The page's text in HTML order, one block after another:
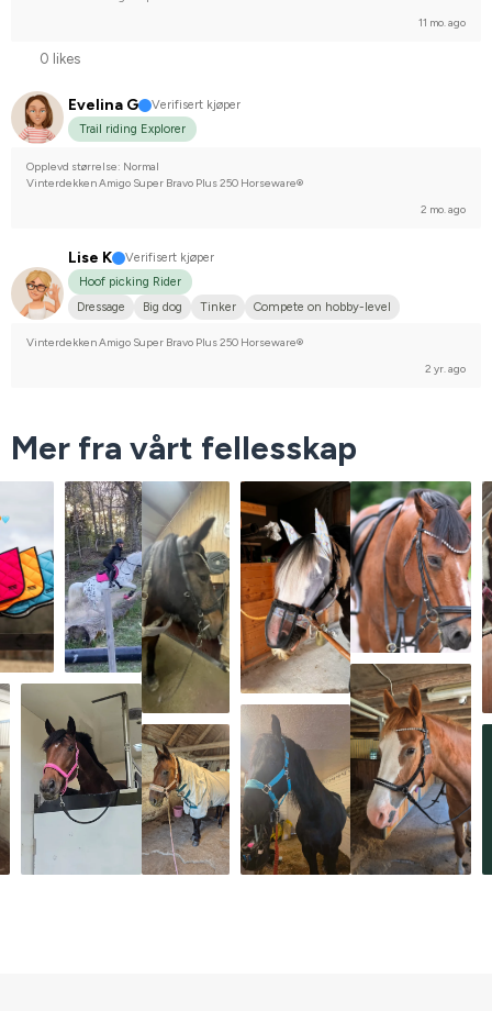
11 mo. ago
0 likes
Evelina G
Verifisert kjøper
Trail riding Explorer
Opplevd størrelse: Normal
Vinterdekken Amigo Super Bravo Plus 250 Horseware®
2 mo. ago
Lise K
Verifisert kjøper
Hoof picking Rider
Dressage
Big dog Tinker Compete on hobby-level
Vinterdekken Amigo Super Bravo Plus 250 Horseware®
2 yr. ago
Mer fra vårt fellesskap